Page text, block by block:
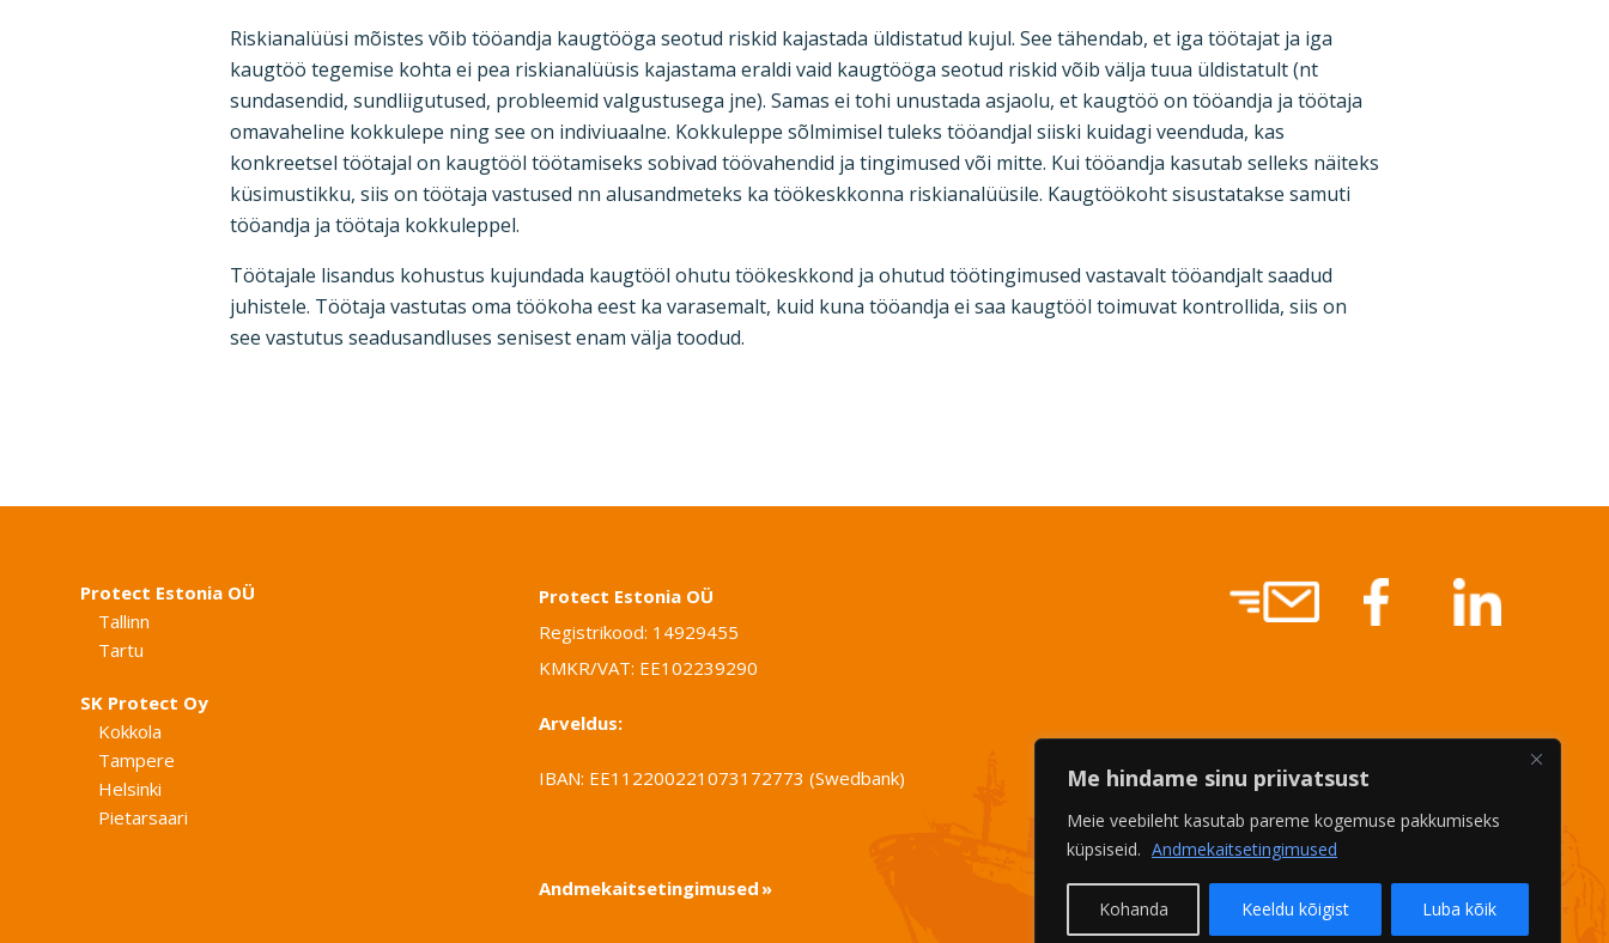
Me hindame sinu priivatsust
Meie veebileht kasutab pareme kogemuse pakkumiseks
küpsiseid. Andmekaitsetingimused
Kohanda Keeldu kõigist Luba kõik
Riskianalüüsi mõistes võib tööandja kaugtööga seotud riskid kajastada üldistatud kujul. See tähendab, et iga töötajat ja iga
kaugtöö tegemise kohta ei pea riskianalüüsis kajastama eraldi vaid kaugtööga seotud riskid võib välja tuua üldistatult (nt
sundasendid, sundliigutused, probleemid valgustusega jne). Samas ei tohi unustada asjaolu, et kaugtöö on tööandja ja töötaja
omavaheline kokkulepe ning see on indiviuaalne. Kokkuleppe sõlmimisel tuleks tööandjal siiski kuidagi veenduda, kas
konkreetsel töötajal on kaugtööl töötamiseks sobivad töövahendid ja tingimused või mitte. Kui tööandja kasutab selleks näiteks
küsimustikku, siis on töötaja vastused nn alusandmeteks ka töökeskkonna riskianalüüsile. Kaugtöökoht sisustatakse samuti
tööandja ja töötaja kokkuleppel.
Töötajale lisandus kohustus kujundada kaugtööl ohutu töökeskkond ja ohutud töötingimused vastavalt tööandjalt saadud
juhistele. Töötaja vastutas oma töökoha eest ka varasemalt, kuid kuna tööandja ei saa kaugtööl toimuvat kontrollida, siis on
see vastutus seadusandluses senisest enam välja toodud.
Protect Estonia OÜ
Tallinn
Tartu
SK Protect Oy
Kokkola
Tampere
Helsinki
Pietarsaari
Protect Estonia OÜ
Registrikood: 14929455
KMKR/VAT: EE102239290
Arveldus:
IBAN: EE112200221073172773 (Swedbank)
Andmekaitsetingimused